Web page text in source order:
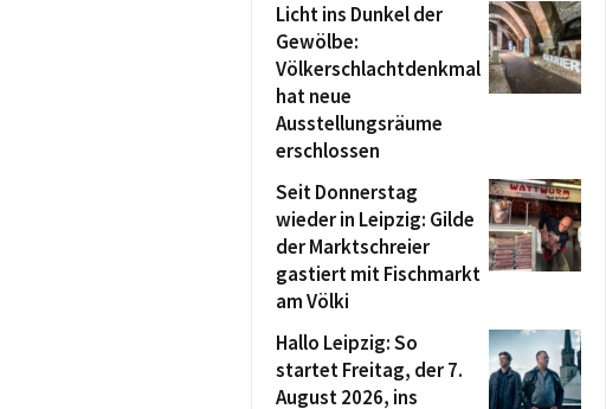
Licht ins Dunkel der
Gewölbe:
Völkerschlachtdenkmal
hat neue
Ausstellungsräume
erschlossen
Seit Donnerstag
wieder in Leipzig: Gilde
der Marktschreier
gastiert mit Fischmarkt
am Völki
Hallo Leipzig: So
startet Freitag, der 7.
August 2026, ins